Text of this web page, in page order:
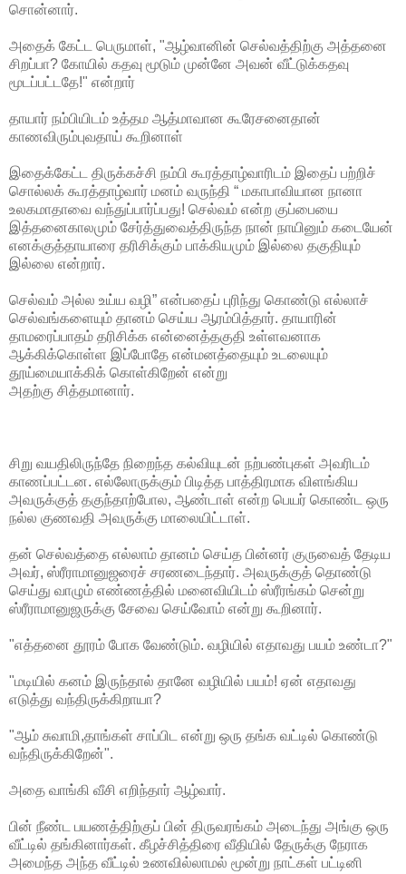
சொன்னார்.
அதைக் கேட்ட பெருமாள், "ஆழ்வானின் செல்வத்திற்கு அத்தனை
சிறப்பா? கோயில் கதவு மூடும் முன்னே அவன் வீட்டுக்கதவு
மூடப்பட்டதே!" என்றார்
தாயார் நம்பியிடம் உத்தம ஆத்மாவான கூரேசனைதான்
காணவிரும்புவதாய் கூறினாள்
இதைக்கேட்ட திருக்கச்சி நம்பி கூரத்தாழ்வாரிடம் இதைப் பற்றிச்
சொல்லக் கூரத்தாழ்வார் மனம் வருந்தி “ மகாபாவியான நானா
உலகமாதாவை வந்துப்பார்ப்பது! செல்வம் என்ற குப்பையை
இத்தனைகாலமும் சேர்த்துவைத்திருந்த நான் நாயினும் கடையேன்
எனக்குத்தாயாரை தரிசிக்கும் பாக்கியமும் இல்லை தகுதியும்
இல்லை என்றார்.
செல்வம் அல்ல உய்ய வழி” என்பதைப் புரிந்து கொண்டு எல்லாச்
செல்வங்களையும் தானம் செய்ய ஆரம்பித்தார். தாயாரின்
தாமரைப்பாதம் தரிசிக்க என்னைத்தகுதி உள்ளவனாக
ஆக்கிக்கொள்ள இப்போதே என்மனத்தையும் உடலையும்
தூய்மையாக்கிக் கொள்கிறேன் என்று
அதற்கு சித்தமானார்.
சிறு வயதிலிருந்தே நிறைந்த கல்வியுடன் நற்பண்புகள் அவரிடம்
காணப்பட்டன. எல்லோருக்கும் பிடித்த பாத்திரமாக விளங்கிய
அவருக்குத் தகுந்தாற்போல, ஆண்டாள் என்ற பெயர் கொண்ட ஒரு
நல்ல குணவதி அவருக்கு மாலையிட்டாள்.
தன் செல்வத்தை எல்லாம் தானம் செய்த பின்னர் குருவைத் தேடிய
அவர், ஸ்ரீராமானுஜரைச் சரணடைந்தார். அவருக்குத் தொண்டு
செய்து வாழும் எண்ணத்தில் மனைவியிடம் ஸ்ரீரங்கம் சென்று
ஸ்ரீராமானுஜருக்கு சேவை செய்வோம் என்று கூறினார்.
"எத்தனை தூரம் போக வேண்டும். வழியில் எதாவது பயம் உண்டா?"
"மடியில் கனம் இருந்தால் தானே வழியில் பயம்! ஏன் எதாவது
எடுத்து வந்திருக்கிறாயா?
"ஆம் சுவாமி,தாங்கள் சாப்பிட என்று ஒரு தங்க வட்டில் கொண்டு
வந்திருக்கிறேன்".
அதை வாங்கி வீசி எறிந்தார் ஆழ்வார்.
பின் நீண்ட பயணத்திற்குப் பின் திருவரங்கம் அடைந்து அங்கு ஒரு
வீட்டில் தங்கினார்கள். கீழச்சித்திரை வீதியில் தேருக்கு நேராக
அமைந்த அந்த வீட்டில் உணவில்லாமல் மூன்று நாட்கள் பட்டினி